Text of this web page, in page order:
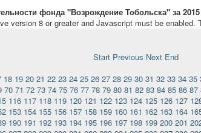
фонда "Возрождение Тобольска" за 2015
version 8 or greater and Javascript must be enabled.
Start Previous Next End
18 19 20 21 22 23 24 25 26 27 28 29 30 31 32 33 34 35
70 71 72 73 74 75 76 77 78 79 80 81 82 83 84 85 86 87
116 117 118 119 120 121 122 123 124 125 126 127
153 154 155 156 157 158 159 160 161 162 163 164
190 191 192 193 194 195 196 197 198 199 200 201